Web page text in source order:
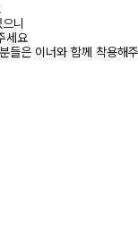
니
세요
들은 이너와 함께 착용해